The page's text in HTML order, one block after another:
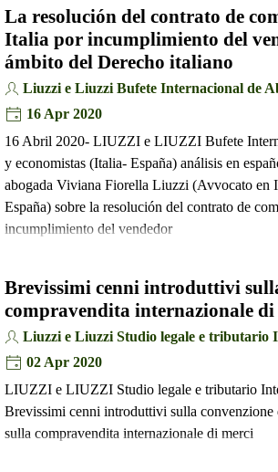
La resolución del contrato de
Italia por incumplimiento del
ámbito del Derecho italiano
Liuzzi e Liuzzi Bufete Internacional de
16 Apr 2020
16 Abril 2020- LIUZZI e LIUZZI Bufete
y economistas (Italia- España) análisis en
abogada Viviana Fiorella Liuzzi (Avvocato en
España) sobre la resolución del contrato de
incumplimiento del vendedor
Brevissimi cenni introduttivi
compravendita internazionale
Liuzzi e Liuzzi Studio legale e tributario
02 Apr 2020
LIUZZI e LIUZZI Studio legale e tributario
Brevissimi cenni introduttivi sulla
sulla compravendita internazionale di merci